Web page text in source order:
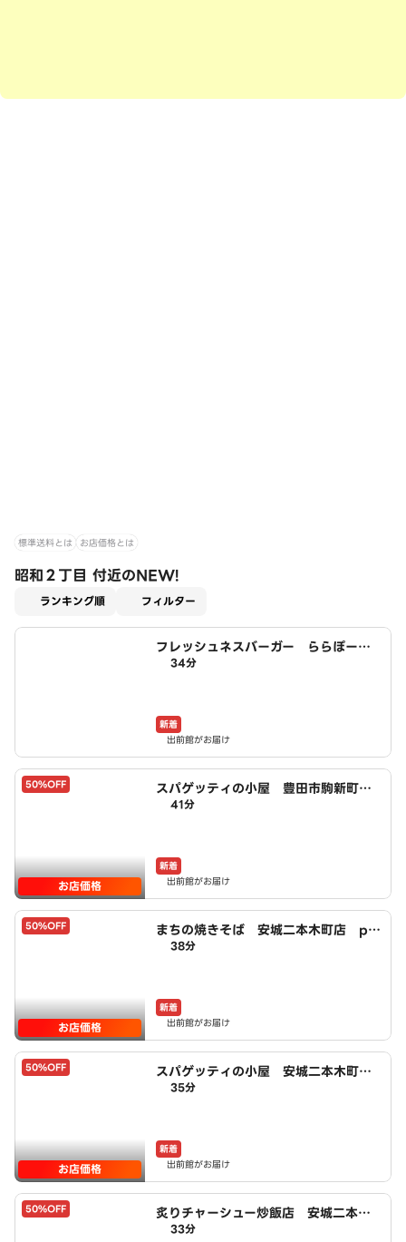
標準送料とは お店価格とは
昭和２丁目 付近のNEW!
ランキング順 フィルター
フレッシュネスバーガー ららぽーと
安城店
34分
新着
出前館がお届け
50%OFF
お店価格
スパゲッティの小屋 豊田市駒新町
店 powered by LAWSON
41分
新着
出前館がお届け
50%OFF
お店価格
まちの焼きそば 安城二本木町店 po
wered by LAWSON
38分
新着
出前館がお届け
50%OFF
お店価格
スパゲッティの小屋 安城二本木町
店 powered by LAWSON
35分
新着
出前館がお届け
50%OFF
炙りチャーシュー炒飯店 安城二本木
町店 powered by LAWSON
33分